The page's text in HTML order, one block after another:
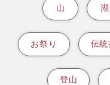
山 湖
お祭り 伝統
登山